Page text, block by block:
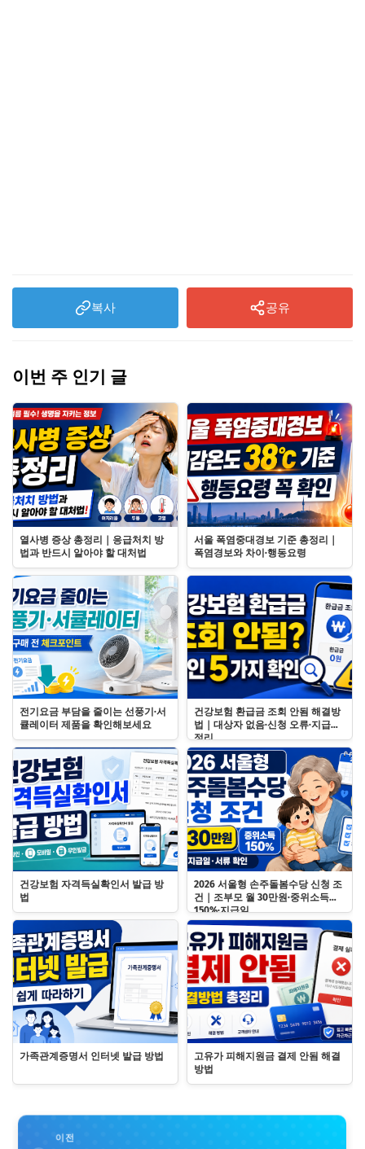
복사 공유
이번 주 인기 글
열사병 증상 총정리｜응급처치 방
법과 반드시 알아야 할 대처법
서울 폭염중대경보 기준 총정리｜
폭염경보와 차이·행동요령
전기요금 부담을 줄이는 선풍기·서
큘레이터 제품을 확인해보세요
건강보험 환급금 조회 안됨 해결방
법｜대상자 없음·신청 오류·지급일
정리
건강보험 자격득실확인서 발급 방
법
2026 서울형 손주돌봄수당 신청 조
건｜조부모 월 30만원·중위소득
150%·지급일
가족관계증명서 인터넷 발급 방법
고유가 피해지원금 결제 안됨 해결
방법
이전